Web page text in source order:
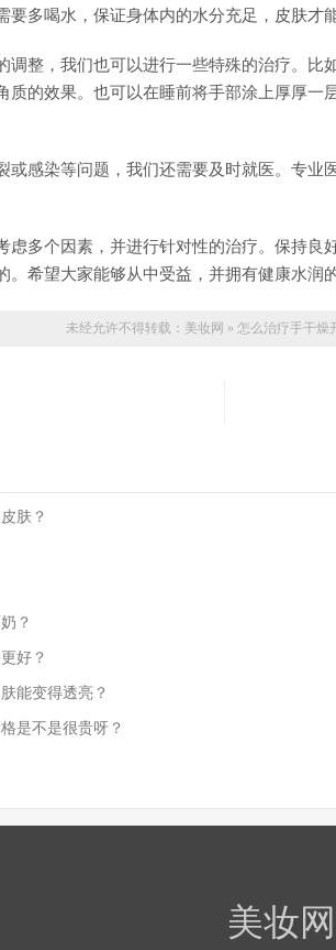
要多喝水，保证身体内的水分充足，皮肤才
调整，我们也可以进行一些特殊的治疗。比
质的效果。也可以在睡前将手部涂上厚厚一
或感染等问题，我们还需要及时就医。专业
虑多个因素，并进行针对性的治疗。保持良
。希望大家能够从中受益，并拥有健康水润
未经允许不得转载： 美妆网 » 怎么治疗手干燥
肤？
？
好？
能变得透亮？
是不是很贵呀？
美妆